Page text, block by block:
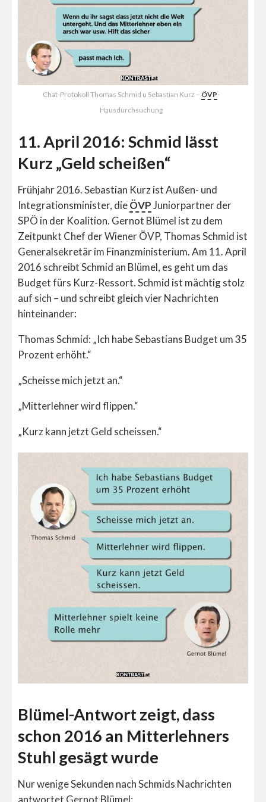
Chat-Protokoll Thomas Schmid u Sebastian Kurz – ÖVP-
Hausdurchsuchung
11. April 2016: Schmid lässt
Kurz „Geld scheißen“
Frühjahr 2016. Sebastian Kurz ist Außen- und
Integrationsminister, dieÖVPJuniorpartner der
SPÖ in der Koalition. Gernot Blümel ist zu dem
Zeitpunkt Chef der Wiener ÖVP, Thomas Schmid ist
Generalsekretär im Finanzministerium. Am 11. April
2016 schreibt Schmid an Blümel, es geht um das
Budget fürs Kurz-Ressort. Schmid ist mächtig stolz
auf sich – und schreibt gleich vier Nachrichten
hinteinander:
Thomas Schmid: „Ich habe Sebastians Budget um 35
Prozent erhöht.“
„Scheisse mich jetzt an.“
„Mitterlehner wird flippen.“
„Kurz kann jetzt Geld scheissen.“
Blümel-Antwort zeigt, dass
schon 2016 an Mitterlehners
Stuhl gesägt wurde
Nur wenige Sekunden nach Schmids Nachrichten
antwortet Gernot Blümel: